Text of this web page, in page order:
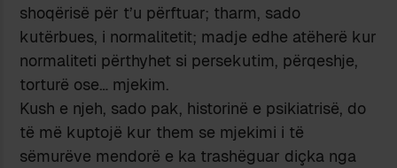
shoqërisë për t’u përftuar; tharm, sado
kutërbues, i normalitetit; madje edhe atëherë kur
normaliteti përthyhet si persekutim, përqeshje,
torturë ose… mjekim.
Kush e njeh, sado pak, historinë e psikiatrisë, do
të më kuptojë kur them se mjekimi i të
sëmurëve mendorë e ka trashëguar diçka nga